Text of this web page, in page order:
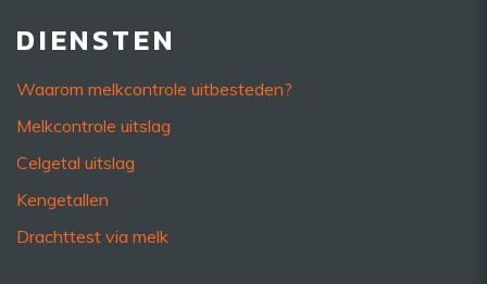
DIENSTEN
Waarom melkcontrole uitbesteden?
Melkcontrole uitslag
Celgetal uitslag
Kengetallen
Drachttest via melk